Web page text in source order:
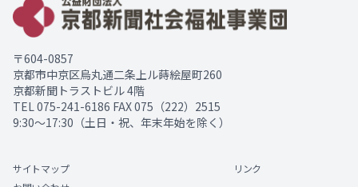
〒604-0857
京都市中京区烏丸通二条上ル蒔絵屋町260
京都新聞トラストビル 4階
TEL075-241-6186 FAX 075（222）2515
9:30～17:30（土日・祝、年末年始を除く）
サイトマップ
リンク